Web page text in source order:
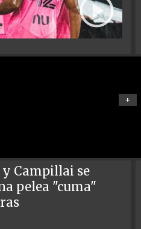
+
y Campillai se
pelea "cuma"